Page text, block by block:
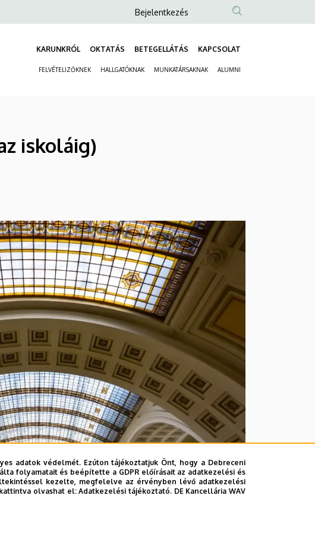
Anonim
fiók
Bejelentkezés
KARUNKRÓL OKTATÁS BETEGELLÁTÁS KAPCSOLAT
FELVÉTELIZŐKNEK HALLGATÓKNAK MUNKATÁRSAKNAK ALUMNI
iskoláig)
adatok védelmét. Ezúton tájékoztatjuk Önt, hogy a Debreceni
folyamatait és beépítette a GDPR előírásait az adatkezelési és
kezelte, megfelelve az érvényben lévő adatkezelési
olvashat el:Adatkezelési tájékoztató. DE Kancellária WAV